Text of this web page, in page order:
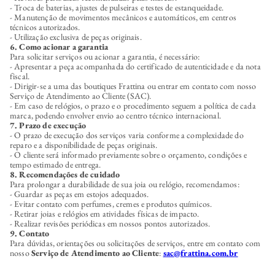
- Troca de baterias, ajustes de pulseiras e testes de estanqueidade.
- Manutenção de movimentos mecânicos e automáticos, em centros
técnicos autorizados.
- Utilização exclusiva de peças originais.
6. Como acionar a garantia
Para solicitar serviços ou acionar a garantia, é necessário:
- Apresentar a peça acompanhada do certificado de autenticidade e da nota
fiscal.
- Dirigir-se a uma das boutiques Frattina ou entrar em contato com nosso
Serviço de Atendimento ao Cliente (SAC).
- Em caso de relógios, o prazo e o procedimento seguem a política de cada
marca, podendo envolver envio ao centro técnico internacional.
7. Prazo de execução
- O prazo de execução dos serviços varia conforme a complexidade do
reparo e a disponibilidade de peças originais.
- O cliente será informado previamente sobre o orçamento, condições e
tempo estimado de entrega.
8. Recomendações de cuidado
Para prolongar a durabilidade de sua joia ou relógio, recomendamos:
- Guardar as peças em estojos adequados.
- Evitar contato com perfumes, cremes e produtos químicos.
- Retirar joias e relógios em atividades físicas de impacto.
- Realizar revisões periódicas em nossos pontos autorizados.
9. Contato
Para dúvidas, orientações ou solicitações de serviços, entre em contato com
nossoServiço de Atendimento ao Cliente: sac@frattina.com.br